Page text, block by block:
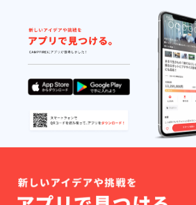
ファーマーズマーケットに
出店されているのでとても
新鮮です！外国の方も買い
に来るんですよ！八百屋コ
ウタさんのいちごは、社長
の果物愛とフードロスに力
を入れているからこそ新鮮
私の大好きな村木風海さん
の本もお願いしてゴーミー
私は立ち上がりたいと思っ
ています。